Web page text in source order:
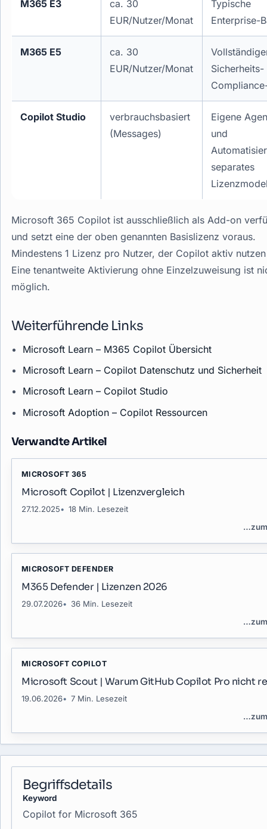
M365 E3
ca. 30
EUR/Nutzer/Monat
Typische
Enterprise-
M365 E5
ca. 30
EUR/Nutzer/Monat
Sicherheits-
Copilot Studio
verbrauchsbasiert
(Messages)
Eigene
und
separates
Microsoft 365 Copilot ist ausschließlich als Add-on
und setzt eine der oben genannten Basislizenz voraus.
Mindestens 1 Lizenz pro Nutzer, der Copilot aktiv
Eine tenantweite Aktivierung ohne Einzelzuweisung ist
möglich.
Weiterführende Links
Microsoft Learn – M365 Copilot Übersicht
Microsoft Learn – Copilot Datenschutz und Sicherheit
Microsoft Learn – Copilot Studio
Microsoft Adoption – Copilot Ressourcen
Verwandte Artikel
MICROSOFT 365
Microsoft Copilot | Lizenzvergleich
27.12.2025
18 Min. Lesezeit
…
MICROSOFT DEFENDER
M365 Defender | Lizenzen 2026
29.07.2026
36 Min. Lesezeit
…
MICROSOFT COPILOT
Microsoft Scout | Warum GitHub Copilot Pro nicht
19.06.2026
7 Min. Lesezeit
…
Begriffsdetails
Keyword
Copilot for Microsoft 365